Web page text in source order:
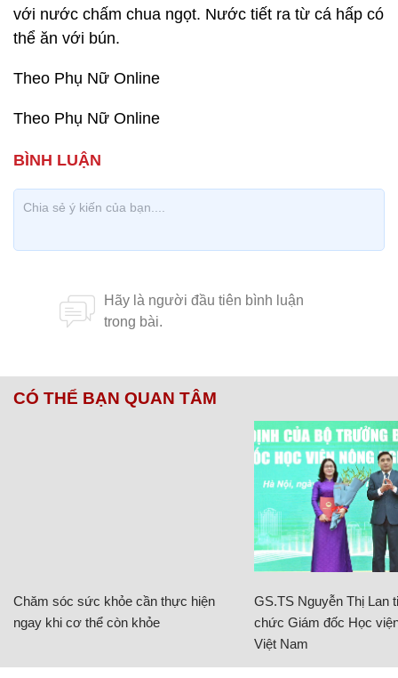
với nước chấm chua ngọt. Nước tiết ra từ cá hấp có
thể ăn với bún.
Theo Phụ Nữ Online
Theo Phụ Nữ Online
CÓ THỂ BẠN QUAN TÂM
Chăm sóc sức khỏe cần thực hiện
ngay khi cơ thể còn khỏe
GS.TS Nguyễn Thị Lan
chức Giám đốc Học
Việt Nam